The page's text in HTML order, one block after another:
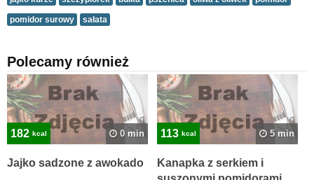
pomidor surowy sałata
Polecamy również
182 kcal 0 min
Jajko sadzone z awokado
113 kcal 5 min
Kanapka z serkiem i